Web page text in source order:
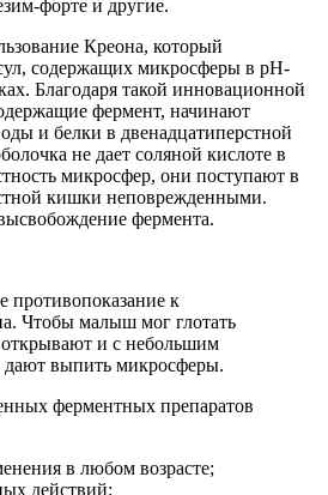
форте и другие.
Креона, который
содержащих микросферы в pH-
Благодаря такой инновационной
фермент, начинают
и белки в двенадцатиперстной
не дает соляной кислоте в
микросфер, они поступают в
кишки неповрежденными.
фермента.
противопоказание к
Чтобы малыш мог глотать
открывают и с небольшим
дают выпить микросферы.
ферментных препаратов
в любом возрасте;
действий;